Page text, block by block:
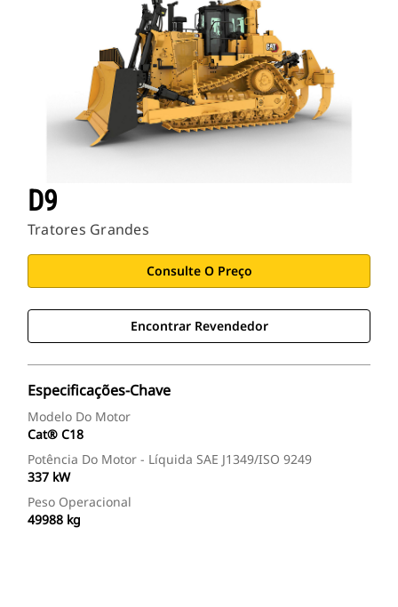
D9
Tratores Grandes
Consulte O Preço
Encontrar Revendedor
Especificações-Chave
Modelo Do Motor
Cat® C18
Potência Do Motor - Líquida SAE J1349/ISO 9249
337 kW
Peso Operacional
49988 kg